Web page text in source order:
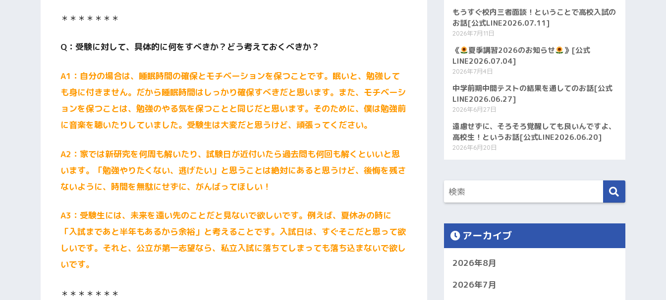
＊＊＊＊＊＊＊
Q：受験に対して、具体的に何をすべきか？どう考えておくべきか？
A1：自分の場合は、睡眠時間の確保とモチベーションを保つことです。眠いと、勉強して
も身に付きません。だから睡眠時間はしっかり確保すべきだと思います。また、モチベーシ
ョンを保つことは、勉強のやる気を保つことと同じだと思います。そのために、僕は勉強前
に音楽を聴いたりしていました。受験生は大変だと思うけど、頑張ってください。
A2：家では新研究を何周も解いたり、試験日が近付いたら過去問も何回も解くといいと思
います。「勉強やりたくない、逃げたい」と思うことは絶対にあると思うけど、後悔を残さ
ないように、時間を無駄にせずに、がんばってほしい！
A3：受験生には、未来を遠い先のことだと見ないで欲しいです。例えば、夏休みの時に
「入試まであと半年もあるから余裕」と考えることです。入試日は、すぐそこだと思って欲
しいです。それと、公立が第一志望なら、私立入試に落ちてしまっても落ち込まないで欲し
いです。
＊＊＊＊＊＊＊
もうすぐ校内三者面談！ということで高校入試の
お話[公式LINE2026.07.11]
2026年7月11日
《 夏季講習2026のお知らせ
》[公式
LINE2026.07.04]
2026年7月4日
中学前期中間テストの結果を通してのお話[公式
LINE2026.06.27]
2026年6月27日
遠慮せずに、そろそろ覚醒しても良いんですよ、
高校生！というお話[公式LINE2026.06.20]
2026年6月20日
アーカイブ
2026年8月
2026年7月